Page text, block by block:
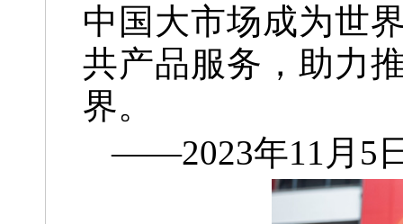
中国大市场成为世
共产品服务，助力
界。
——2023年11月5